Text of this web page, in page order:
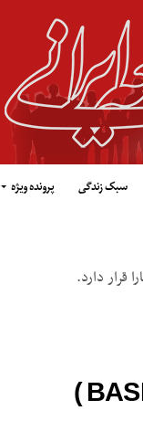
سبک زندگی پرونده ویژه
قرار دارد.
)